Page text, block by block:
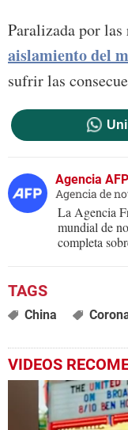
Paralizada por
aislamiento del
sufrir las
Agencia AFP
Agencia de
La Agencia
mundial de
completa
China
VIDEOS